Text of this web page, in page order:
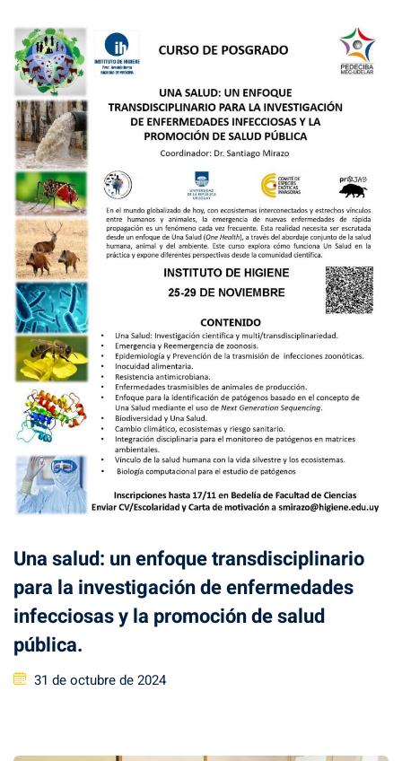
Una salud: un enfoque transdisciplinario
para la investigación de enfermedades
infecciosas y la promoción de salud
pública.
31 de octubre de 2024